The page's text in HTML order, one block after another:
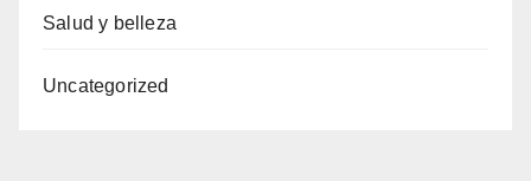
Salud y belleza
Uncategorized